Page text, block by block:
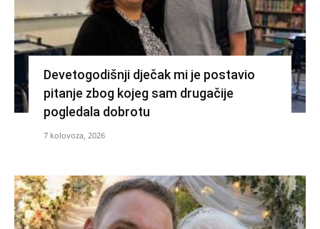
Devetogodišnji dječak mi je postavio
pitanje zbog kojeg sam drugačije
pogledala dobrotu
7 kolovoza, 2026